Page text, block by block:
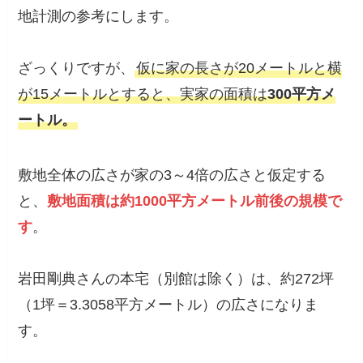
地計測の参考にします。
ざっくりですが、仮に家の長さが20メートルと横
が15メートルとすると、実家の面積は300平方メ
ートル。
敷地全体の広さが家の3～4倍の広さと仮定する
と、 敷地面積は約1000平方メートル前後の規模で
す。
岩田剛典さんの本宅（別館は除く）は、約272坪
（1坪＝3.3058平方メートル）の広さになりま
す。